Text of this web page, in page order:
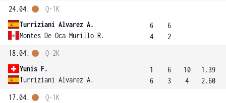
24.04.
Turriziani Alvarez A.
Montes De Oca Murillo R.
Q-1K
6
4
6
2
18.04.
Yunis F.
Turriziani Alvarez A.
Q-2K
1
6
6
3
10
4
1.39
2.60
17.04.
Q-1K